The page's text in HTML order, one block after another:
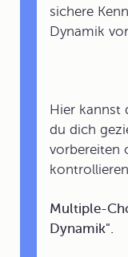
sichere
Dynamik
Hier kannst
du dich
vorbereiten
Multiple-
Dynamik".